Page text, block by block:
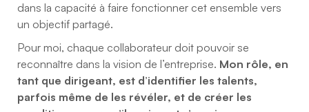
dans la capacité à faire fonctionner cet ensemble vers
un objectif partagé.
Pour moi, chaque collaborateur doit pouvoir se
reconnaître dans la vision de l’entreprise. Mon rôle, en
tant que dirigeant, est d’identifier les talents,
parfois même de les révéler, et de créer les